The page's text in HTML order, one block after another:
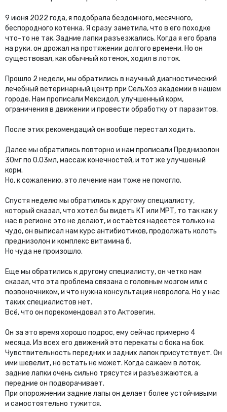
9 июня 2022 года, я подобрала бездомного, месячного,
беспородного котенка. Я сразу заметила, что в его походке
что-то не так. Задние лапки разъезжались. Когда я его брала
на руки, он дрожал на протяжении долгого времени. Но он
существовал, как обычный котенок, ходил в лоток.
Прошло 2 недели, мы обратились в научный диагностический
лечебный ветеринарный центр при СельХоз академии в нашем
городе. Нам прописали Мексидол, улучшенный корм,
ограничения в движении и провести обработку от паразитов.
После этих рекомендаций он вообще перестал ходить.
Далее мы обратились повторно и нам прописали Преднизолон
30мг по 0.03мл, массаж конечностей, и тот же улучшеный
корм.
Но, к сожалению, это лечение нам тоже не помогло.
Спустя неделю мы обратились к другому специалисту,
который сказал, что хотел бы видеть КТ или МРТ, то так как у
нас в регионе это не делают, и остаётся надеется только на
чудо, он выписал нам курс антибиотиков, продолжать колоть
преднизолон и комплекс витамина б.
Но чуда не произошло.
Еще мы обратились к другому специалисту, он четко нам
сказал, что эта проблема связана с головным мозгом или с
позвоночником, и что нужна консультация невролога. Но у нас
таких специалистов нет.
Всё, что он порекомендовал это Актовегин.
Он за это время хорошо подрос, ему сейчас примерно 4
месяца. Из всех его движений это перекаты с бока на бок.
Чувствительность передних и задних лапок присутствует. Он
ими шевелит, но встать не может. Когда сажаем в лоток,
задние лапки очень сильно трясутся и разъезжаются, а
передние он подворачивает.
При опорожнении задние лапы он делает более устойчивыми
и самостоятельно тужится.